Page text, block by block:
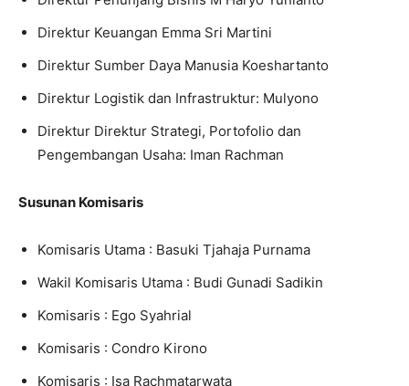
Direktur Keuangan Emma Sri Martini
Direktur Sumber Daya Manusia Koeshartanto
Direktur Logistik dan Infrastruktur: Mulyono
Direktur Direktur Strategi, Portofolio dan
Pengembangan Usaha: Iman Rachman
Susunan Komisaris
Komisaris Utama : Basuki Tjahaja Purnama
Wakil Komisaris Utama : Budi Gunadi Sadikin
Komisaris : Ego Syahrial
Komisaris : Condro Kirono
Komisaris : Isa Rachmatarwata